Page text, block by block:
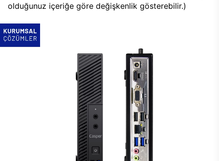
olduğunuz içeriğe göre değişkenlik gösterebilir.)